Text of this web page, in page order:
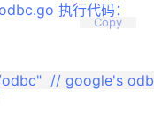
执行代码：
Copy